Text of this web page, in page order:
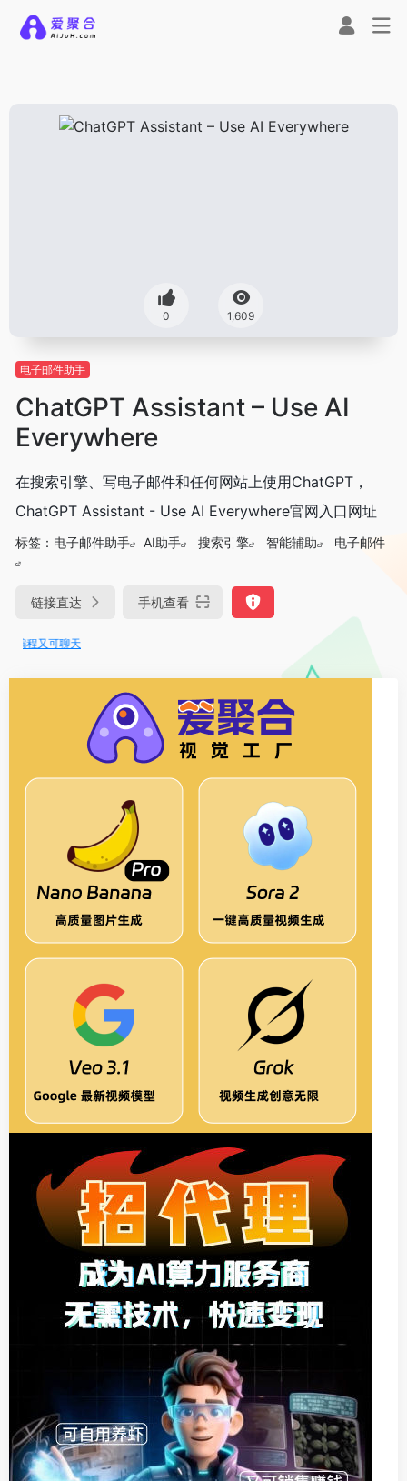
0 1,609
电子邮件助手
ChatGPT Assistant – Use AI
Everywhere
在搜索引擎、写电子邮件和任何网站上使用ChatGPT，
ChatGPT Assistant - Use AI Everywhere官网入口网址
标签： 电子邮件助手 AI助手 搜索引擎 智能辅助 电子邮件
链接直达 手机查看
可聊天